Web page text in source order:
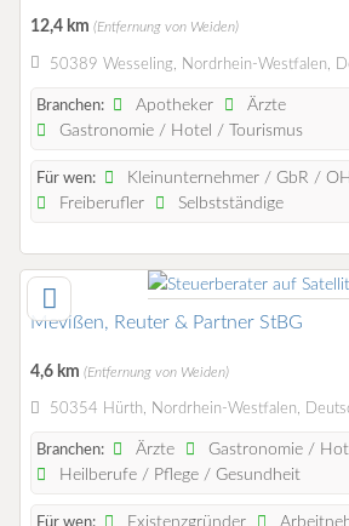
12,4 km (Entfernung von Weiden)
50389 Wesseling, Nordrhein-Westfalen,
Branchen: Apotheker
Ärzte
Gastronomie / Hotel / Tourismus
Für wen:
Kleinunternehmer / GbR /
Freiberufler
Selbstständige
Mevißen, Reuter & Partner StBG
4,6 km (Entfernung von Weiden)
50354 Hürth, Nordrhein-Westfalen,
Branchen: Ärzte
Gastronomie /
Heilberufe / Pflege / Gesundheit
Existenzgründer